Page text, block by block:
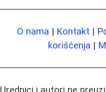
O nama | Kontakt |
korišćenja |